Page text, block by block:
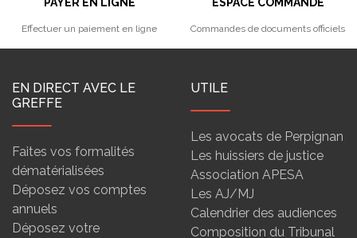
Effectuer un paiement en ligne Commandes de documents officiels
EN DIRECT AVEC LE
GREFFE
Faites vos formalités
dématérialisées
Déposez vos comptes
annuels
Déposez votre
UTILE
Les avocats de Perpignan
Les huissiers de justice
Association APESA
Les AJ/MJ
Calendrier des audiences
Composition du Tribunal